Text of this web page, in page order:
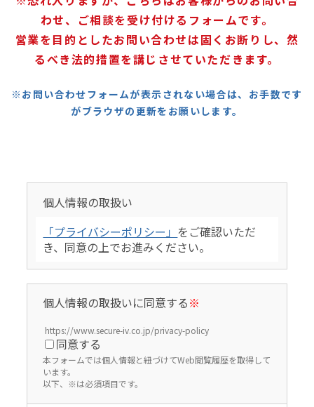
わせ、ご相談を受け付けるフォームです。
営業を目的としたお問い合わせは固くお断りし、然
るべき法的措置を講じさせていただきます。
※お問い合わせフォームが表示されない場合は、お手数です
がブラウザの更新をお願いします。
個人情報の取扱い
「プライバシーポリシー」 をご確認いただ
き、同意の上でお進みください。
個人情報の取扱いに同意する※
https://www.secure-iv.co.jp/privacy-policy
同意する
本フォームでは個人情報と紐づけてWeb閲覧履歴を取得して
います。
以下、※は必須項目です。